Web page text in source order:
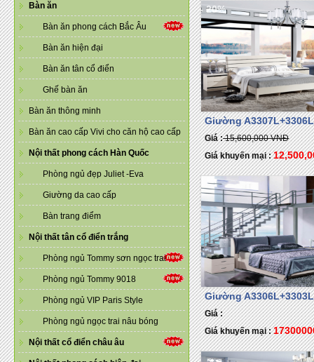
Bàn ăn
Bàn ăn phong cách Bắc Âu
Bàn ăn hiện đại
Bàn ăn tân cổ điển
Ghế bàn ăn
Bàn ăn thông minh
Bàn ăn cao cấp Vivi cho căn hộ cao cấp
Nội thất phong cách Hàn Quốc
Phòng ngủ đẹp Juliet -Eva
Giường da cao cấp
Bàn trang điểm
Nội thất tân cổ điển trắng
Phòng ngủ Tommy sơn ngọc trai
Phòng ngủ Tommy 9018
Phòng ngủ VIP Paris Style
Phòng ngủ ngọc trai nâu bóng
Nội thất cổ điển châu âu
- 20%
Giường A3307L+3306L
Giá :15,600,000 VNĐ
Giá khuyến mại :
Giường A3306L+3303L
Giá :
Giá khuyến mại :